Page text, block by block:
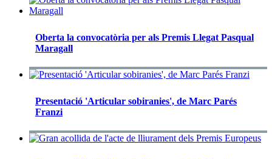
Oberta la convocatòria per als Premis Llegat Pasqual
Maragall
Presentació 'Articular sobiranies', de Marc Parés
Franzi